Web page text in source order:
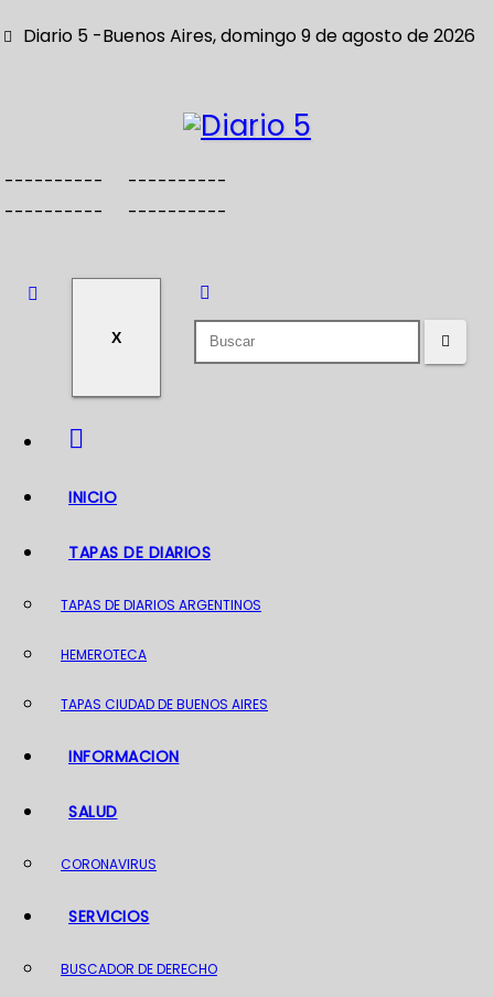
a Diario 5 -Buenos Aires, domingo 9 de agosto de 2026
----------
----------
----------
----------
X
INICIO
TAPAS DE DIARIOS
TAPAS DE DIARIOS ARGENTINOS
HEMEROTECA
TAPAS CIUDAD DE BUENOS AIRES
INFORMACION
SALUD
CORONAVIRUS
SERVICIOS
BUSCADOR DE DERECHO